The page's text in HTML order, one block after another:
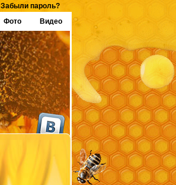
Забыли пароль?
Фото Видео